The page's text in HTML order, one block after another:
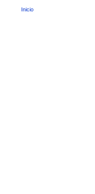
Inicio